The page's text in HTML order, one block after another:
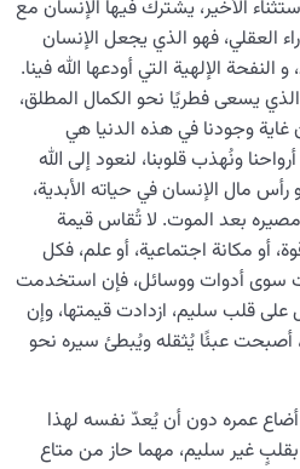
0/14
0/31
0/9
0/9
الأخير، يشترك فيها الإنسان مع
العقلي، فهو الذي يجعل الإنسان
الإلهية التي أودعها الله فينا.
يسعى فطريًا نحو الكمال المطلق،
غاية وجودنا في هذه الدنيا هي
ونُهذب قلوبنا، لنعود إلى الله
مال الإنسان في حياته الأبدية،
بعد الموت. لا تُقاس قيمة
أو مكانة اجتماعية، أو علم، فكل
سوى أدوات ووسائل، فإن استخدمت
على قلب سليم، ازدادت قيمتها، وإن
عبئًا يُثقله ويُبطئ سيره نحو
عمره دون أن يُعدّ نفسه لهذا
بقلبٍ غير سليم، مهما حاز من متاع